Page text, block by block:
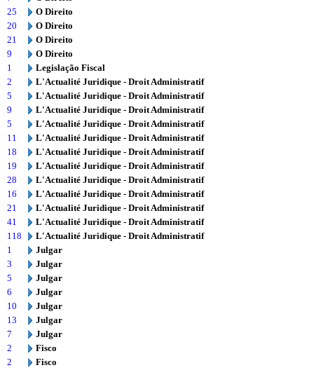
25
O Direito
20
O Direito
21
O Direito
9
O Direito
1
Legislação Fiscal
2
L'Actualité Juridique - Droit Administratif
5
L'Actualité Juridique - Droit Administratif
9
L'Actualité Juridique - Droit Administratif
5
L'Actualité Juridique - Droit Administratif
11
L'Actualité Juridique - Droit Administratif
18
L'Actualité Juridique - Droit Administratif
19
L'Actualité Juridique - Droit Administratif
28
L'Actualité Juridique - Droit Administratif
16
L'Actualité Juridique - Droit Administratif
21
L'Actualité Juridique - Droit Administratif
41
L'Actualité Juridique - Droit Administratif
118
L'Actualité Juridique - Droit Administratif
1
Julgar
3
Julgar
5
Julgar
6
Julgar
10
Julgar
13
Julgar
7
Julgar
2
Fisco
2
Fisco